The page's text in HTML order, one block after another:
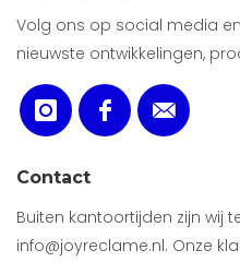
Volg ons op social media
nieuwste ontwikkelingen,
Contact
Buiten kantoortijden zijn wij
info@joyreclame.nl. Onze